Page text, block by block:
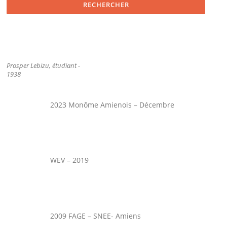
Prosper Lebizu, étudiant -
1938
2023 Monôme Amienois – Décembre
WEV – 2019
2009 FAGE – SNEE- Amiens